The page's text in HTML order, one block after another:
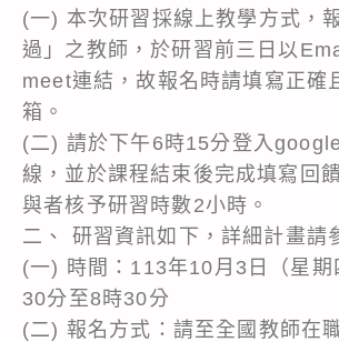
(一) 本次研習採線上教學方式，
過」之教師，於研習前三日以
meet連結，故報名時請填寫正確
箱。
(二) 請於下午6時15分登入
線，並於課程結束後完成填寫回
與者核予研習時數2小時。
二、 研習資訊如下，詳細計畫請
(一) 時間：113年10月3日（星期
30分至8時30分
(二) 報名方式：請至全國教師在